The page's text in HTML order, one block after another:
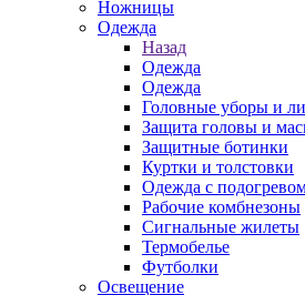
Ножницы
Одежда
Назад
Одежда
Одежда
Головные уборы и
Защита головы и
Защитные ботинки
Куртки и толстовки
Одежда с
Рабочие комбнезоны
Сигнальные жилеты
Термобелье
Футболки
Освещение